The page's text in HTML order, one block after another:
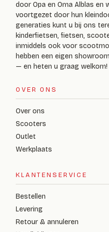
door Opa en Oma Alblas en
voortgezet door hun
generaties kunt u bij ons
kinderfietsen, fietsen,
inmiddels ook voor
hebben een eigen
— en heten u graag welkom!
OVER ONS
Over ons
Scooters
Outlet
Werkplaats
KLANTENSERVICE
Bestellen
Levering
Retour & annuleren